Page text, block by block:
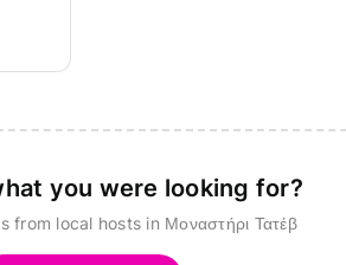
you were looking for?
from local hosts in Μοναστήρι Τατέβ